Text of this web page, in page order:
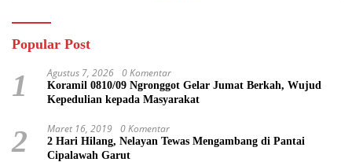
Popular Post
1 Agustus 7, 2026 0 Komentar
Koramil 0810/09 Ngronggot Gelar Jumat Berkah, Wujud
Kepedulian kepada Masyarakat
2 Maret 16, 2019 0 Komentar
2 Hari Hilang, Nelayan Tewas Mengambang di Pantai
Cipalawah Garut